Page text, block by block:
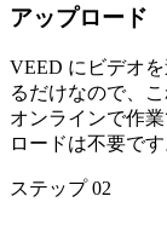
アップロード
VEED にビデオ
るだけなので、
オンラインで作
ロードは不要です
ステップ 02